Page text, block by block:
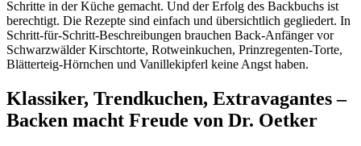
Schritte in der Küche gemacht. Und der Erfolg des Backbuchs ist
berechtigt. Die Rezepte sind einfach und übersichtlich gegliedert. In
Schritt-für-Schritt-Beschreibungen brauchen Back-Anfänger vor
Schwarzwälder Kirschtorte, Rotweinkuchen, Prinzregenten-Torte,
Blätterteig-Hörnchen und Vanillekipferl keine Angst haben.
Klassiker, Trendkuchen, Extravagantes –
Backen macht Freude von Dr. Oetker